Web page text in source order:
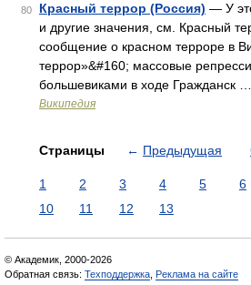
80 Красный террор (Россия) — У
и другие значения, см. Красный
сообщение о красном терроре в
террор»&#160; массовые
большевиками в ходе Гражданск …
Википедия
Страницы ← Предыдущая
1 2 3 4 5 6
10
11 12 13
© Академик, 2000-2026
Обратная связь: Техподдержка Реклама на сайте